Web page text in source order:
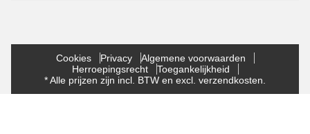
Cookies Privacy
Algemene voorwaarden
Herroepingsrecht
Toegankelijkheid
* Alle prijzen zijn incl. BTW en excl. verzendkosten.